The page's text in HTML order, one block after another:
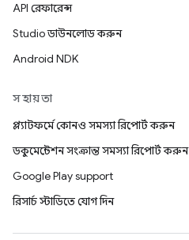
API রেফারেন্স
Studio ডাউনলোড করুন
Android NDK
সহায়তা
প্ল্যাটফর্মে কোনও সমস্যা রিপোর্ট করুন
ডকুমেন্টেশন সংক্রান্ত সমস্যা রিপোর্ট করুন
Google Play support
রিসার্চ স্টাডিতে যোগ দিন